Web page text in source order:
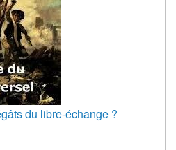
du libre-échange ?